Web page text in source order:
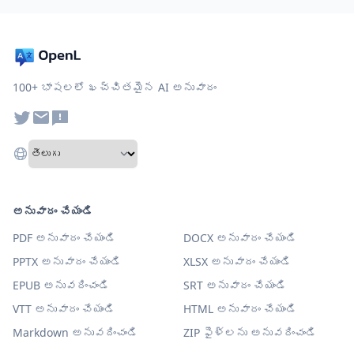
100+ భాషలలో ఖచ్చితమైన AI అనువాదం
అనువాదం చేయండి
PDF అనువాదం చేయండి
DOCX అనువాదం చేయండి
PPTX అనువాదం చేయండి
XLSX అనువాదం చేయండి
EPUB అనువదించండి
SRT అనువాదం చేయండి
VTT అనువాదం చేయండి
HTML అనువాదం చేయండి
Markdown అనువదించండి
ZIP ఫైళ్లను అనువదించండి